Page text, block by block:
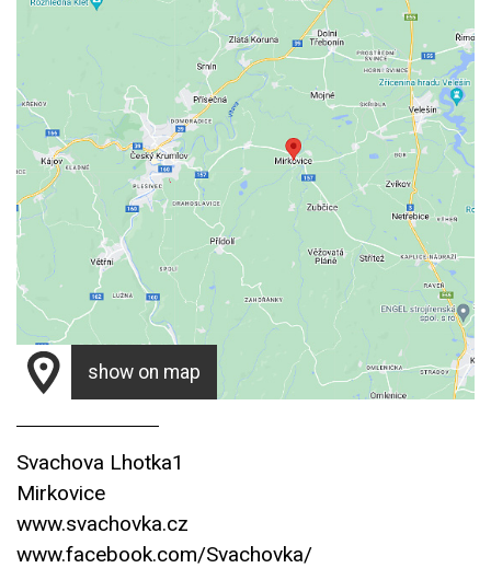
show on map
Svachova Lhotka1
Mirkovice
www.svachovka.cz
www.facebook.com/Svachovka/